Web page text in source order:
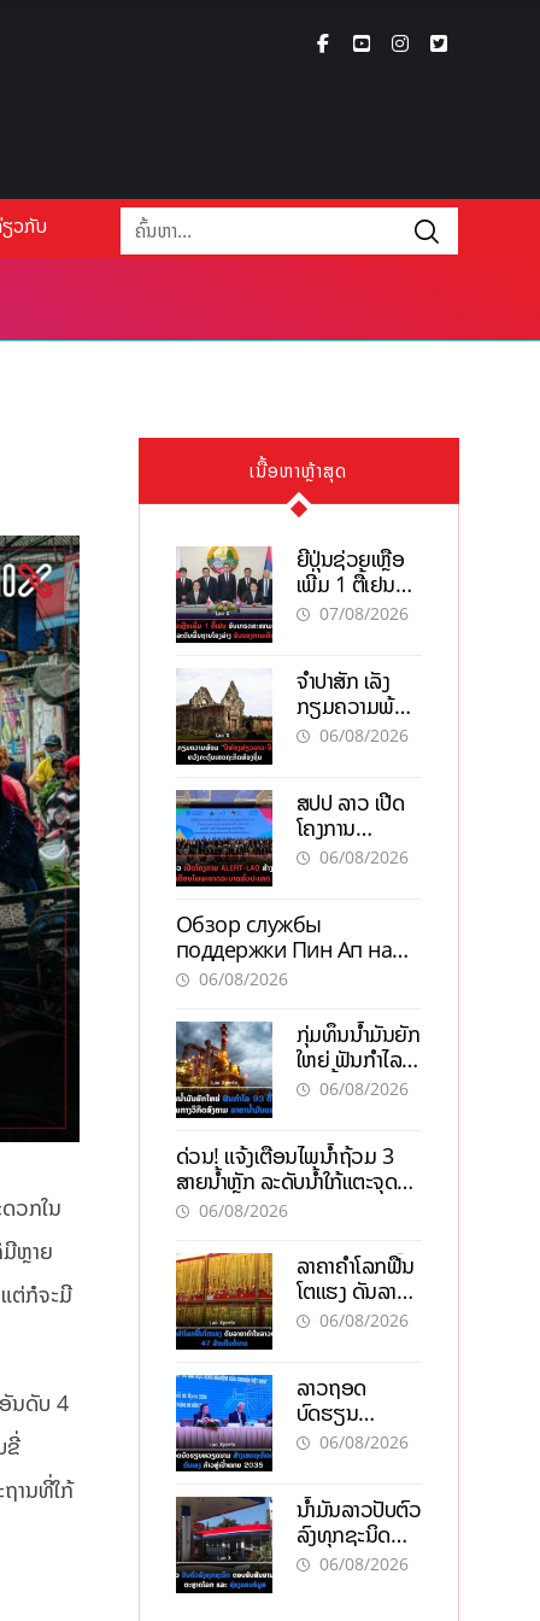
ວກັບ
ວກໃນ
ມີຫຼາຍ
ຕ່ກໍຈະມີ
ນດັບ 4
ຂີ່
ານທີ່ໃກ້
ເນື້ອຫາຫຼ້າສຸດ
ຍີ່ປຸ່ນຊ່ວຍເຫຼືອ
ເພີ່ມ 1 ຕື້ເຢນ
ອັບເກຣດ
ເຕີບໂຕ
07/08/2026
ຈຳປາສັກ ເລັ່ງ
ກຽມຄວາມພ້ອມ
“ປີທ່ອງທ່ຽວ
ເສດຖະກິດ
ທ້ອງຖິ່ນ
06/08/2026
ສປປ ລາວ ເປີດ
ໂຄງການ
ALERT-LAO
ລະບາດທົ່ວ
ປະເທດ
06/08/2026
Обзор службы
поддержки Пин Ап на
официальном сайте с
информацией
06/08/2026
ກຸ່ມທຶນນ້ຳມັນຍັກ
ໃຫຍ່ ຟັນກຳໄລ
93 ຕື້ໂດລາ
ນໍ້າມັນແພງ
06/08/2026
ດ່ວນ! ແຈ້ງເຕືອນໄພນໍ້າຖ້ວມ 3
ສາຍນໍ້າຫຼັກ ລະດັບນໍ້າໃກ້ແຕະຈຸດ
ອັນຕະລາຍ
06/08/2026
ລາຄາຄຳໂລກຟື້ນ
ໂຕແຮງ ດັນລາຄາ
ຄຳໃນລາວທະລຸ
06/08/2026
ລາວຖອດ
ບົດຮຽນ
ຫວຽດນາມ ສ້າງ
ເປົ້າໝາຍ 2035
06/08/2026
ນໍ້າມັນລາວປັບຕົວ
ລົງທຸກຊະນິດ
ຕອບຮັບສັນຍານ
06/08/2026